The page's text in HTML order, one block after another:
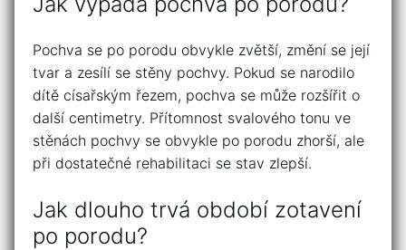
Pochva se po porodu obvykle zvětší, změní se její
tvar a zesílí se stěny pochvy. Pokud se narodilo
dítě císařským řezem, pochva se může rozšířit o
další centimetry. Přítomnost svalového tonu ve
stěnách pochvy se obvykle po porodu zhorší, ale
při dostatečné rehabilitaci se stav zlepší.
Jak dlouho trvá období zotavení
po porodu?